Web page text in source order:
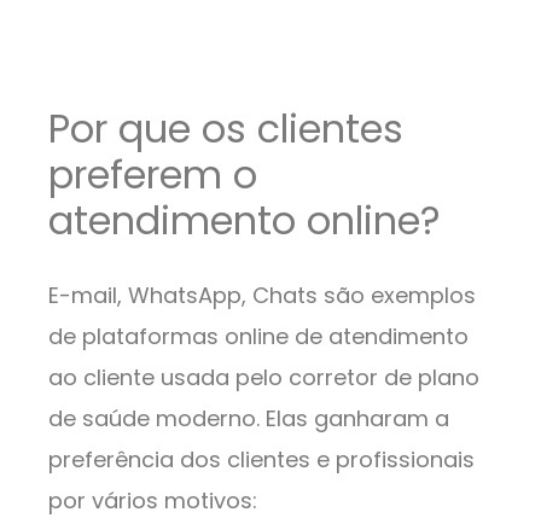
Por que os clientes
preferem o
atendimento online?
E-mail, WhatsApp, Chats são exemplos
de plataformas online de atendimento
ao cliente usada pelo corretor de plano
de saúde moderno. Elas ganharam a
preferência dos clientes e profissionais
por vários motivos: